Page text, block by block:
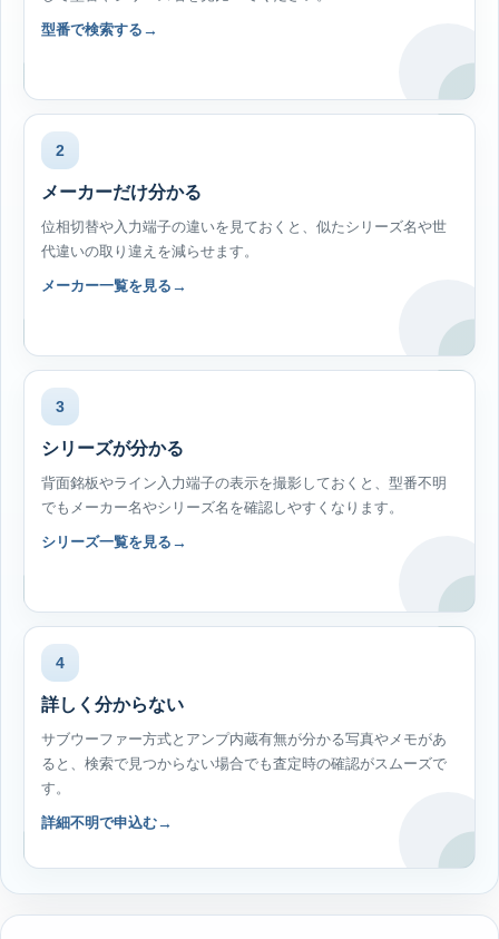
型番で検索する
2
メーカーだけ分かる
位相切替や入力端子の違いを見ておくと、似たシリーズ名や世
代違いの取り違えを減らせます。
メーカー一覧を見る
3
シリーズが分かる
背面銘板やライン入力端子の表示を撮影しておくと、型番不明
でもメーカー名やシリーズ名を確認しやすくなります。
シリーズ一覧を見る
4
詳しく分からない
サブウーファー方式とアンプ内蔵有無が分かる写真やメモがあ
ると、検索で見つからない場合でも査定時の確認がスムーズで
す。
詳細不明で申込む